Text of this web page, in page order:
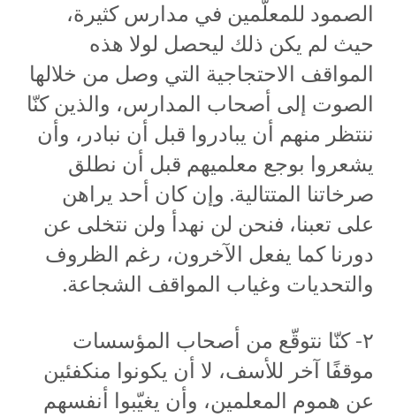
الصمود للمعلّمين في مدارس كثيرة،
حيث لم يكن ذلك ليحصل لولا هذه
المواقف الاحتجاجية التي وصل من خلالها
الصوت إلى أصحاب المدارس، والذين كنّا
ننتظر منهم أن يبادروا قبل أن نبادر، وأن
يشعروا بوجع معلميهم قبل أن نطلق
صرخاتنا المتتالية. وإن كان أحد يراهن
على تعبنا، فنحن لن نهدأ ولن نتخلى عن
دورنا كما يفعل الآخرون، رغم الظروف
والتحديات وغياب المواقف الشجاعة.
٢- كنّا نتوقّع من أصحاب المؤسسات
موقفًا آخر للأسف، لا أن يكونوا منكفئين
عن هموم المعلمين، وأن يغيّبوا أنفسهم